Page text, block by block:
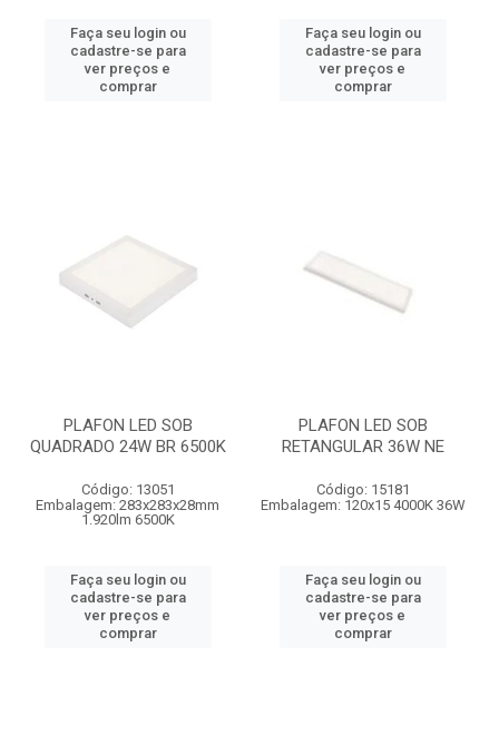
Faça seu login ou
cadastre-se para
ver preços e
comprar
Faça seu login ou
cadastre-se para
ver preços e
comprar
PLAFON LED SOB
QUADRADO 24W BR 6500K
Código: 13051
Embalagem: 283x283x28mm
1.920lm 6500K
Faça seu login ou
cadastre-se para
ver preços e
comprar
PLAFON LED SOB
RETANGULAR 36W NE
Código: 15181
Embalagem: 120x15 4000K 36W
Faça seu login ou
cadastre-se para
ver preços e
comprar